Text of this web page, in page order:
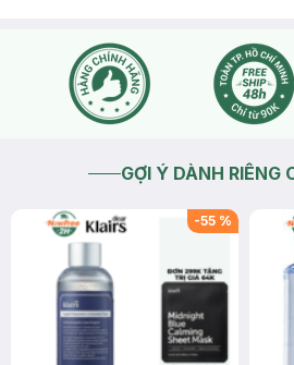
GỢI Ý DÀNH RIÊNG
-55 %